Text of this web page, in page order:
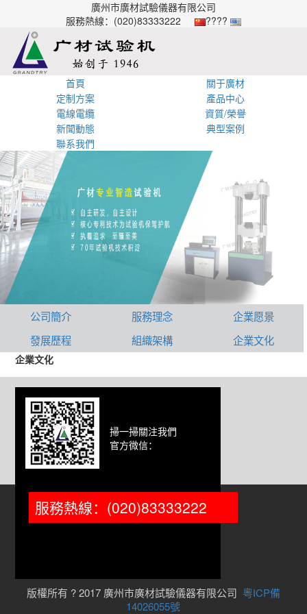
廣州市廣材試驗儀器有限公司
服務熱線：(020)83333222
????
首頁
關于廣材
定制方案
產品中心
電線電纜
資質/榮譽
新聞動態
典型案例
聯系我們
公司簡介 服務理念
企業愿景
發展歷程
組織架構 企業文化
企業文化
掃一掃關注我們
官方微信：
服務熱線：(020)83333222
版權所有 ? 2017 廣州市廣材試驗儀器有限公司 粵ICP備
14026055號